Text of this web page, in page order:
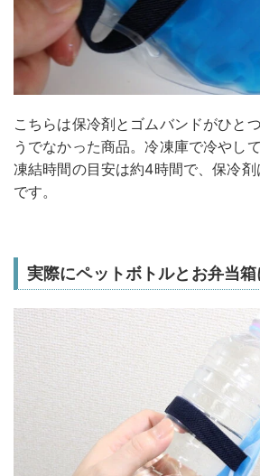
こちらは保冷剤とゴムバンドがひと
うでなかった商品。冷凍庫で冷やし
凍結時間の目安は約4時間で、保冷
です。
実際にペットボトルとお弁当箱